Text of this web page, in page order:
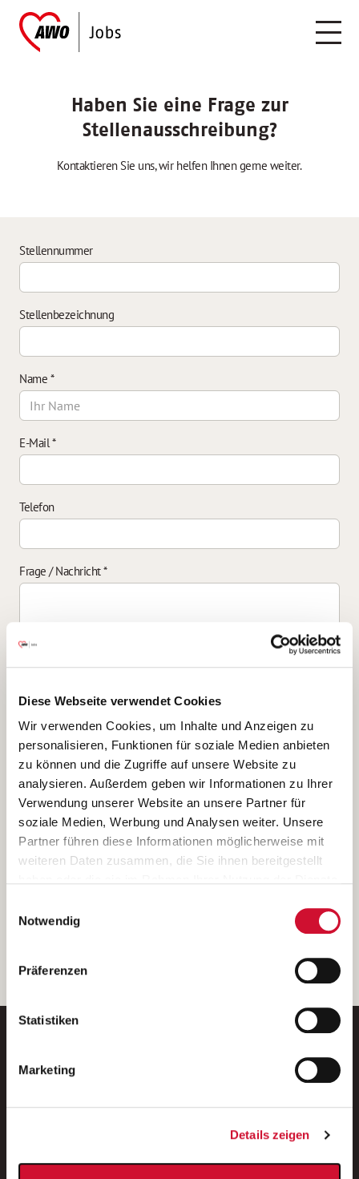
Diese Webseite verwendet Cookies
Wir verwenden Cookies, um Inhalte und Anzeigen zu
personalisieren, Funktionen für soziale Medien anbieten
zu können und die Zugriffe auf unsere Website zu
analysieren. Außerdem geben wir Informationen zu Ihrer
Verwendung unserer Website an unsere Partner für
soziale Medien, Werbung und Analysen weiter. Unsere
Partner führen diese Informationen möglicherweise mit
weiteren Daten zusammen, die Sie ihnen bereitgestellt
Wenn Sie auf „Cookies zulassen“ klicken, so stimmen
Sie der Speicherung sämtlicher Cookies zu. Sie können
Ihre Einwilligung selbstverständlich jederzeit widerrufen,
indem Sie die Cookie-Einstellungen aufrufen und diese
unserer
Notwendig
Präferenzen
Statistiken
Marketing
Details zeigen
Haben Sie eine Frage zur
Stellenausschreibung?
Kontaktieren Sie uns, wir helfen Ihnen gerne weiter.
Stellennummer
Stellenbezeichnung
Name *
E-Mail*
Telefon
Frage / Nachricht*
Ich bin damit einverstanden, dass meine personenbezogenen Daten
ausschließlich zum Zweck der Durchführung der Kontaktanfrage
verarbeitet, auf IT- Systemen der Garitz Bewirtschaftungsbetriebe
GmbH, Heinrich-von-Kleist-Straße 2, 97688 Bad Kissingen
(Betreiber) gespeichert und an die für das Stellenangebot
verantwortliche Stelle zur Kontaktaufnahme weitergegeben
werden.
Diese Einwilligungserklärung kann ich jederzeit gegenüber dem
Weitere Details können Sie der
entnehmen.